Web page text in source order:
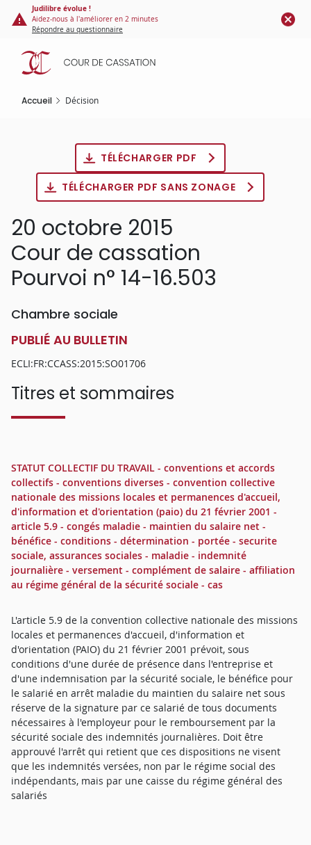
Panneau de gestion des cookies
contenu
principal
Judilibre évolue !
Aidez-nous à l'améliorer en 2 minutes
Répondre au questionnaire
Accueil Décision
TÉLÉCHARGER PDF
TÉLÉCHARGER PDF SANS ZONAGE
20 octobre 2015
Cour de cassation
Pourvoi n° 14-16.503
Chambre sociale
PUBLIÉ AU BULLETIN
ECLI:FR:CCASS:2015:SO01706
Titres et sommaires
STATUT COLLECTIF DU TRAVAIL - conventions et accords
collectifs - conventions diverses - convention collective
nationale des missions locales et permanences d'accueil,
d'information et d'orientation (paio) du 21 février 2001 -
article 5.9 - congés maladie - maintien du salaire net -
bénéfice - conditions - détermination - portée - securite
sociale, assurances sociales - maladie - indemnité
journalière - versement - complément de salaire - affiliation
au régime général de la sécurité sociale - cas
L'article 5.9 de la convention collective nationale des missions
locales et permanences d'accueil, d'information et
d'orientation (PAIO) du 21 février 2001 prévoit, sous
conditions d'une durée de présence dans l'entreprise et
d'une indemnisation par la sécurité sociale, le bénéfice pour
le salarié en arrêt maladie du maintien du salaire net sous
réserve de la signature par ce salarié de tous documents
nécessaires à l'employeur pour le remboursement par la
sécurité sociale des indemnités journalières. Doit être
approuvé l'arrêt qui retient que ces dispositions ne visent
que les indemnités versées, non par le régime social des
indépendants, mais par une caisse du régime général des
salariés